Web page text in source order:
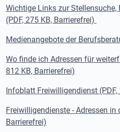
Wichtige Links zur
(PDF, 275 KB, Barrierefrei)
Medienangebote der
Wo finde ich Adressen für
812 KB, Barrierefrei)
Infoblatt Freiwilligendienst (PDF,
Freiwilligendienste - Adressen in
Barrierefrei)